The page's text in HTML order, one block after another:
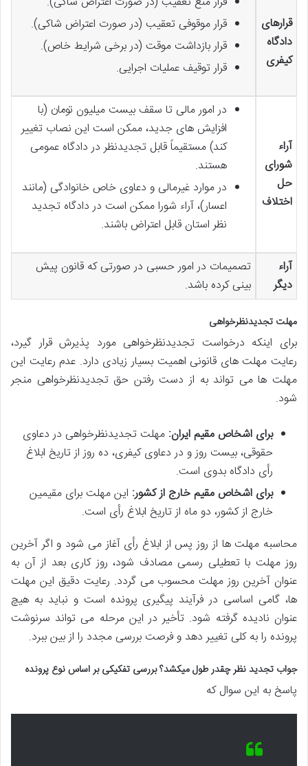
قرارهای
دادگاه
کیفری
قرار موقوفی تعقیب (در صورت اعتراض شاکی).
قرار بازداشت موقت (در برخی شرایط خاص).
قرار توقیف عملیات اجرایی.
آراء
شورای
حل
اختلاف
در امور مالی تا سقف بیست میلیون تومان (با
افزایش های جدید، ممکن است این نصاب تغییر
کند) مستقیماً قابل تجدیدنظر در دادگاه عمومی
هستند.
در موارد غیرمالی و دعاوی خاص خانوادگی (مانند
اعسار)، آراء شورا ممکن است در دادگاه تجدید
نظر استان قابل اعتراض باشند.
آراء
دیگر
تصمیمات در امور حسبی در صورتی که قانون پیش
بینی کرده باشد.
مهلت تجدیدنظرخواهی
برای اینکه درخواست تجدیدنظرخواهی مورد پذیرش قرار گیرد،
رعایت مهلت های قانونی اهمیت بسیار زیادی دارد. عدم رعایت این
مهلت ها می تواند به از دست رفتن حق تجدیدنظرخواهی منجر
شود.
برای اشخاص مقیم ایران: مهلت تجدیدنظرخواهی در دعاوی
حقوقی، بیست روز و در دعاوی کیفری، ده روز از تاریخ ابلاغ
رأی دادگاه بدوی است.
برای اشخاص مقیم خارج از کشور: این مهلت برای مقیمین
خارج از کشور، دو ماه از تاریخ ابلاغ رأی است.
محاسبه مهلت ها از روز پس از ابلاغ رأی آغاز می شود و اگر آخرین
روز مهلت با تعطیلی رسمی مصادف شود، روز کاری بعد از آن به
عنوان آخرین روز مهلت محسوب می گردد. رعایت دقیق این مهلت
ها، گامی اساسی در فرآیند پیگیری پرونده است و نباید به هیچ
عنوان نادیده گرفته شود. تأخیر در این مرحله می تواند سرنوشت
پرونده را به کلی تغییر دهد و فرصت بررسی مجدد را از بین ببرد.
جواب تجدید نظر چقدر طول میکشد؟ بررسی تفکیکی بر اساس نوع پرونده
پاسخ به این سوال که